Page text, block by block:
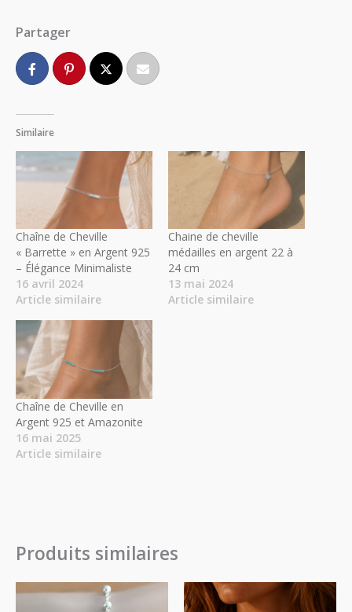
Partager
Similaire
Chaîne de Cheville
« Barrette » en Argent 925
– Élégance Minimaliste
16 avril 2024
Article similaire
Chaine de cheville
médailles en argent 22 à
24 cm
13 mai 2024
Article similaire
Chaîne de Cheville en
Argent 925 et Amazonite
16 mai 2025
Article similaire
Produits similaires